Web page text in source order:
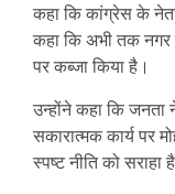
कहा कि कांग्रेस के
कहा कि अभी तक नगर
पर कब्जा किया है।
उन्होंने कहा कि
सकारात्मक कार्य पर
स्पष्ट नीति को सराहा